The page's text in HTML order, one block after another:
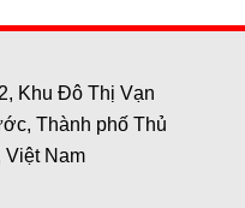
Khu Đô Thị Vạn
Thành phố Thủ
Việt Nam